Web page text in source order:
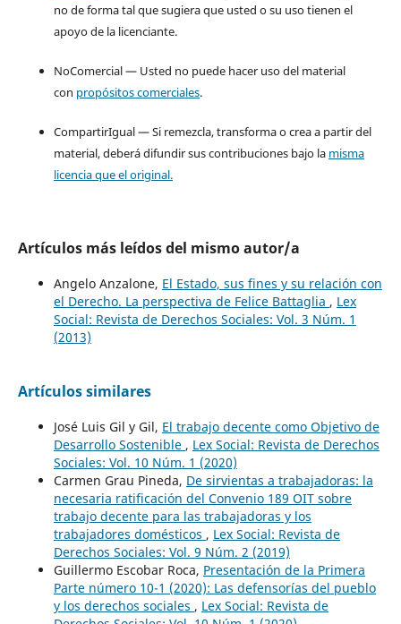
no de forma tal que sugiera que usted o su uso tienen el
apoyo de la licenciante.
NoComercial — Usted no puede hacer uso del material
con propósitos comerciales.
CompartirIgual — Si remezcla, transforma o crea a partir del
material, deberá difundir sus contribuciones bajo la misma
licencia que el original.
Artículos más leídos del mismo autor/a
Angelo Anzalone, El Estado, sus fines y su relación con
el Derecho. La perspectiva de Felice Battaglia , Lex
Social: Revista de Derechos Sociales: Vol. 3 Núm. 1
(2013)
Artículos similares
José Luis Gil y Gil, El trabajo decente como Objetivo de
Desarrollo Sostenible , Lex Social: Revista de Derechos
Sociales: Vol. 10 Núm. 1 (2020)
Carmen Grau Pineda, De sirvientas a trabajadoras: la
necesaria ratificación del Convenio 189 OIT sobre
trabajo decente para las trabajadoras y los
trabajadores domésticos , Lex Social: Revista de
Derechos Sociales: Vol. 9 Núm. 2 (2019)
Guillermo Escobar Roca, Presentación de la Primera
Parte número 10-1 (2020): Las defensorías del pueblo
y los derechos sociales , Lex Social: Revista de